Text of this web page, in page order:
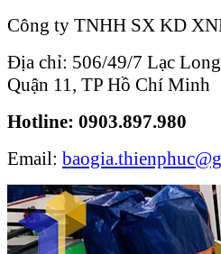
Công ty TNHH SX KD
Địa chỉ: 506/49/7 Lạc
Quận 11, TP Hồ Chí Minh
Hotline: 0903.897.980
Email: